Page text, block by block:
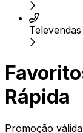
Rápida
Promoção